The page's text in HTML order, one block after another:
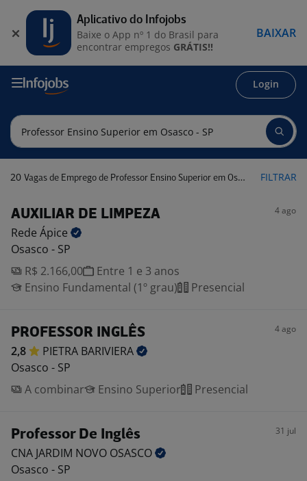
Login
20 Vagas de Emprego de Professor Ensino Superior em Osasco - SP FILTRAR
AUXILIAR DE LIMPEZA 4 ago
Rede Ápice
Osasco - SP
R$ 2.166,00
Entre 1 e 3 anos
Ensino Fundamental (1º grau)
Presencial
PROFESSOR INGLÊS 4 ago
2,8 PIETRA BARIVIERA
Osasco - SP
A combinar
Ensino Superior Presencial
Professor De Inglês 31 jul
CNA JARDIM NOVO OSASCO
Osasco - SP
Aplicativo do Infojobs
Baixe o App nº 1 do Brasil para
encontrar empregos GRÁTIS!!
BAIXAR